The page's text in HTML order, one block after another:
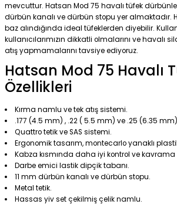
mevcuttur. Hatsan Mod 75 havalı tüfek
dürbün kanalı ve dürbün stopu yer almaktadır.
baz alındığında ideal tüfeklerden diyebilir.
kullanıcılarımızın dikkatli olmalarını ve havalı
atış yapmamalarını tavsiye ediyoruz.
Hatsan Mod 75 Havalı
Özellikleri
Kırma namlu ve tek atış sistemi.
.177 (4.5 mm) , .22 ( 5.5 mm) ve .25 (6.35
Quattro tetik ve SAS sistemi.
Ergonomik tasarım, montecarlo yanaklı
Kabza kısmında daha iyi kontrol ve
Darbe emici lastik dipçik tabanı.
11 mm dürbün kanalı ve dürbün stopu.
Metal tetik.
Hassas yiv set çekilmiş çelik namlu.